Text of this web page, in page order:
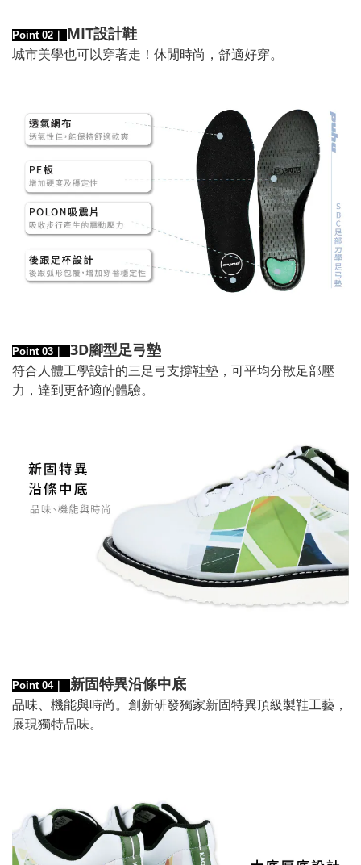
Point 02｜ MIT設計鞋
城市美學也可以穿著走！休閒時尚，舒適好穿。
Point 03｜ 3D腳型足弓墊
符合人體工學設計的三足弓支撐鞋墊，可平均分散足部壓
力，達到更舒適的體驗。
Point 04｜ 新固特異沿條中底
品味、機能與時尚。創新研發獨家新固特異頂級製鞋工藝，
展現獨特品味。